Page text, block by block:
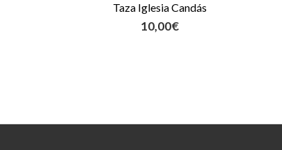
Taza Iglesia Candás
10,00€